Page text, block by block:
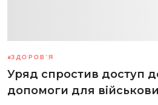
ЗДОРОВ'Я
Уряд спростив доступ
допомоги для